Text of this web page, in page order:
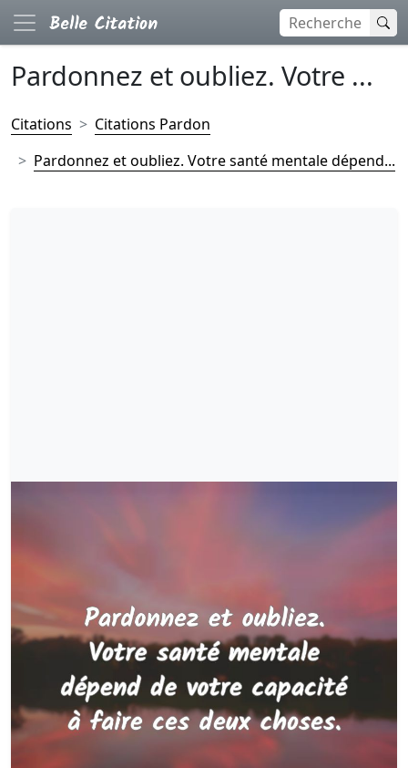
Pardonnez et oubliez. Votre ...
Citations
Citations Pardon
Pardonnez et oubliez. Votre santé mentale dépend...